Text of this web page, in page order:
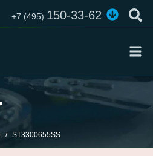
+7 (495)150-33-62
ST3300655SS